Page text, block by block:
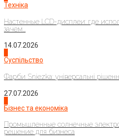
Техніка
Настенные LCD-дисплеи: где
зачем...
14.07.2026
Суспільство
Фарби Sniezka: універсальні
27.07.2026
Бізнес та економіка
Промышленные солнечные
решение для бизнеса